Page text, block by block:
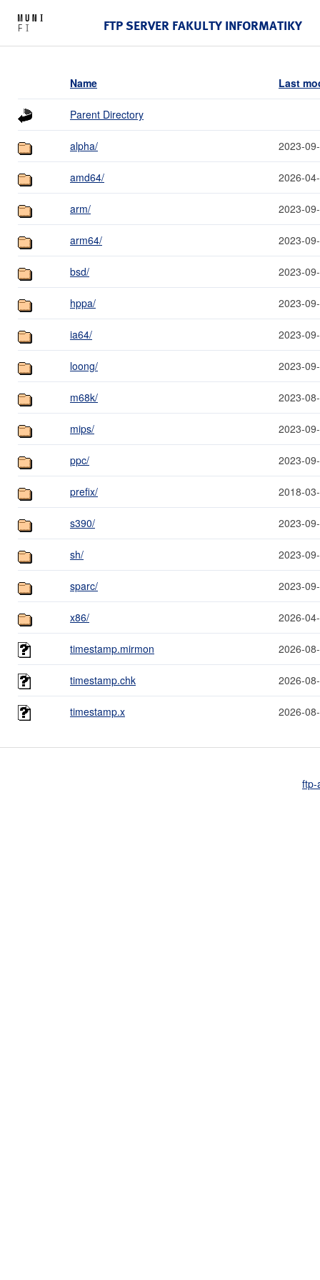
FTP SERVER FAKULTY INFORMATIKY
Name Last
Parent Directory
alpha/ 2023-
amd64/ 2026-
arm/ 2023-
arm64/ 2023-
bsd/ 2023-
hppa/ 2023-
ia64/ 2023-
loong/ 2023-
m68k/ 2023-
mips/ 2023-
ppc/ 2023-
prefix/ 2018-
s390/ 2023-
sh/ 2023-
sparc/ 2023-
x86/ 2026-
timestamp.mirmon 2026-
timestamp.chk 2026-
timestamp.x 2026-
ftp-